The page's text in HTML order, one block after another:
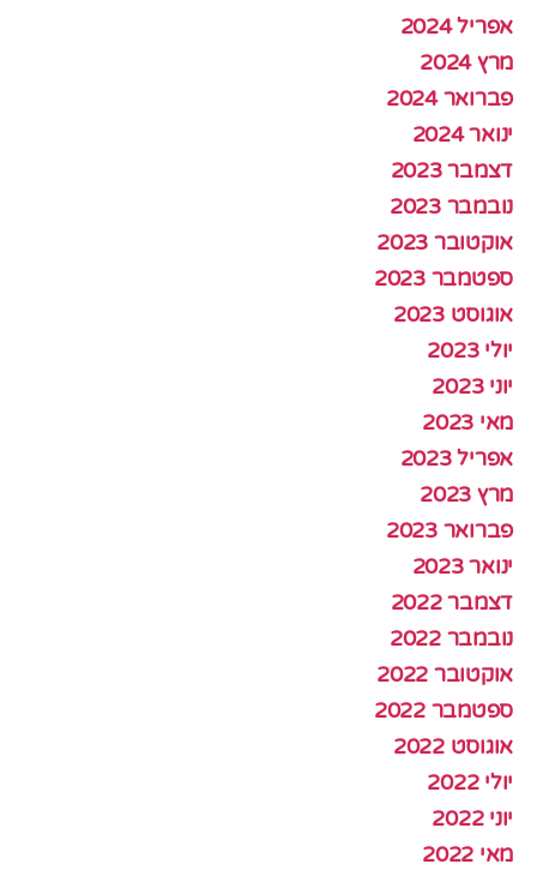
אפריל 2024
מרץ 2024
פברואר 2024
ינואר 2024
דצמבר 2023
נובמבר 2023
אוקטובר 2023
ספטמבר 2023
אוגוסט 2023
יולי 2023
יוני 2023
מאי 2023
אפריל 2023
מרץ 2023
פברואר 2023
ינואר 2023
דצמבר 2022
נובמבר 2022
אוקטובר 2022
ספטמבר 2022
אוגוסט 2022
יולי 2022
יוני 2022
מאי 2022